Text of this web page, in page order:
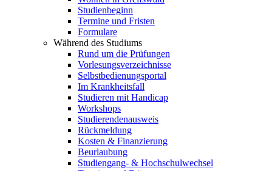
Studienbeginn
Termine und Fristen
Formulare
Während des Studiums
Rund um die Prüfungen
Vorlesungsverzeichnisse
Selbstbedienungsportal
Im Krankheitsfall
Studieren mit Handicap
Workshops
Studierendenausweis
Rückmeldung
Kosten & Finanzierung
Beurlaubung
Studiengang- & Hochschulwechsel